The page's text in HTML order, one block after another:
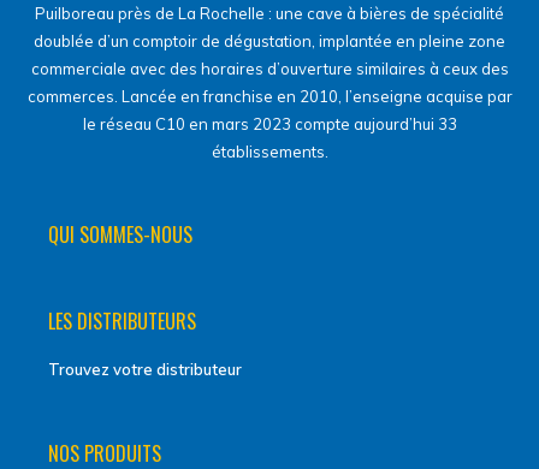
Puilboreau près de La Rochelle : une cave à bières de spécialité
doublée d’un comptoir de dégustation, implantée en pleine zone
commerciale avec des horaires d’ouverture similaires à ceux des
commerces. Lancée en franchise en 2010, l’enseigne acquise par
le réseau C10 en mars 2023 compte aujourd’hui 33
établissements.
QUI SOMMES-NOUS
LES DISTRIBUTEURS
Trouvez votre distributeur
NOS PRODUITS